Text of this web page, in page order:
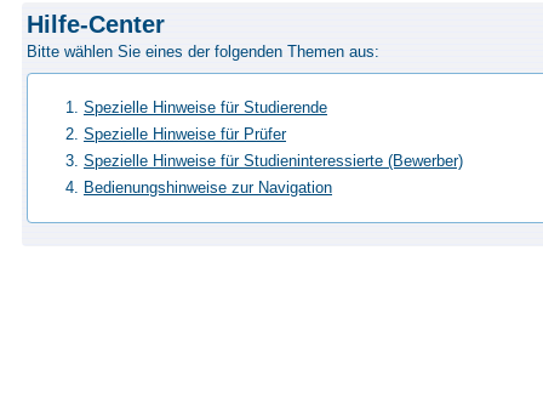
Hilfe-Center
Bitte wählen Sie eines der folgenden Themen aus:
Spezielle Hinweise für Studierende
Spezielle Hinweise für Prüfer
Spezielle Hinweise für Studieninteressierte (Bewerber)
Bedienungshinweise zur Navigation